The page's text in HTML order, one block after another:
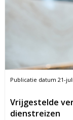
Publicatie datum 21-
Vrijgestelde
dienstreizen